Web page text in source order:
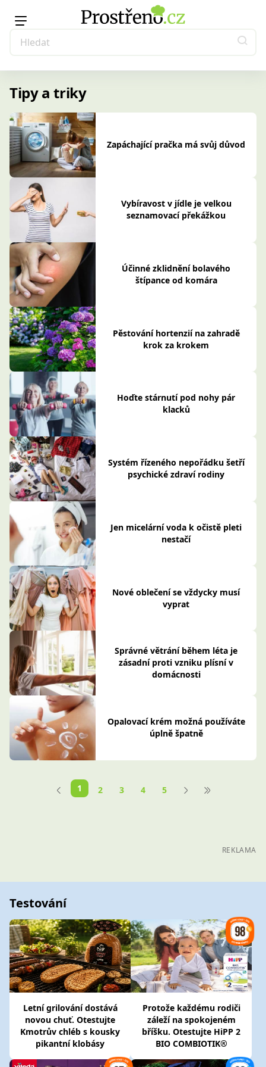
Tipy a triky
Zapáchající pračka má svůj důvod
Vybíravost v jídle je velkou
seznamovací překážkou
Účinné zklidnění bolavého
štípance od komára
Pěstování hortenzií na zahradě
krok za krokem
Hoďte stárnutí pod nohy pár
klacků
Systém řízeného nepořádku šetří
psychické zdraví rodiny
Jen micelární voda k očistě pleti
nestačí
Nové oblečení se vždycky musí
vyprat
Správné větrání během léta je
zásadní proti vzniku plísní v
domácnosti
Opalovací krém možná používáte
úplně špatně
1 2 3 4 5
REKLAMA
Testování
Letní grilování dostává
novou chuť. Otestujte
Kmotrův chléb s kousky
pikantní klobásy
Protože každému rodiči
záleží na spokojeném
bříšku. Otestujte HiPP 2
BIO COMBIOTIK®